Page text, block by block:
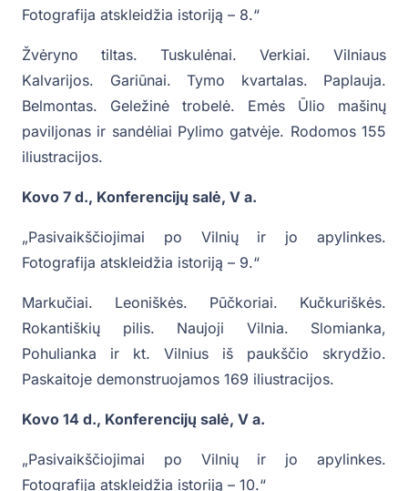
Fotografija atskleidžia istoriją – 8.“
Žvėryno tiltas. Tuskulėnai. Verkiai. Vilniaus
Kalvarijos. Gariūnai. Tymo kvartalas. Paplauja.
Belmontas. Geležinė trobelė. Emės Ūlio mašinų
paviljonas ir sandėliai Pylimo gatvėje. Rodomos 155
iliustracijos.
Kovo 7 d., Konferencijų salė, V a.
„Pasivaikščiojimai po Vilnių ir jo apylinkes.
Fotografija atskleidžia istoriją – 9.“
Markučiai. Leoniškės. Pūčkoriai. Kučkuriškės.
Rokantiškių pilis. Naujoji Vilnia. Slomianka,
Pohulianka ir kt. Vilnius iš paukščio skrydžio.
Paskaitoje demonstruojamos 169 iliustracijos.
Kovo 14 d., Konferencijų salė, V a.
„Pasivaikščiojimai po Vilnių ir jo apylinkes.
Fotografija atskleidžia istoriją – 10.“